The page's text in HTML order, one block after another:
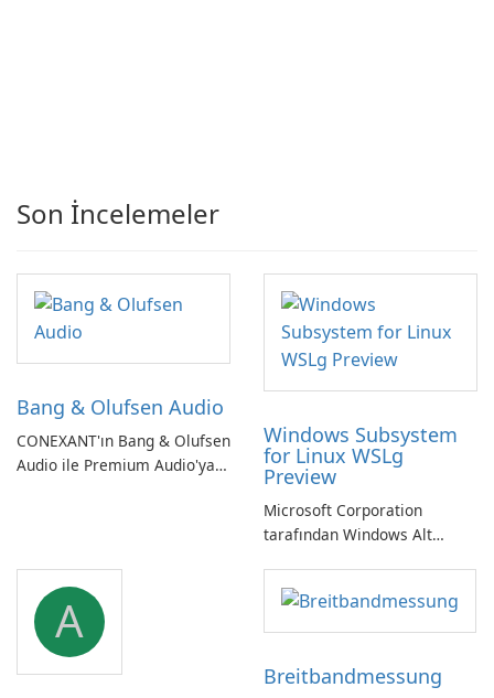
Son İncelemeler
Bang & Olufsen Audio
CONEXANT'ın Bang & Olufsen
Audio ile Premium Audio'ya
Windows Subsystem
for Linux WSLg
Preview
Microsoft Corporation
tarafından Windows Alt
Linux ve Windows
ortamlarının sorunsuz
entegrasyonu için
A
Breitbandmessung